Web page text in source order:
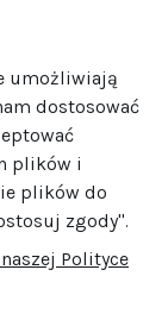
umożliwiają
dostosować
plików i
plików do
zgody".
Polityce